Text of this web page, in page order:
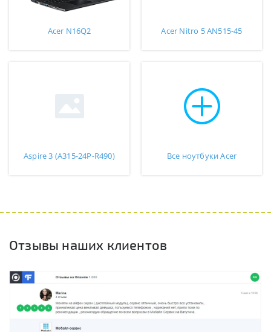
Acer N16Q2 Acer Nitro 5 AN515-45
Aspire 3 (A315-24P-R490) Все ноутбуки Acer
Отзывы наших клиентов